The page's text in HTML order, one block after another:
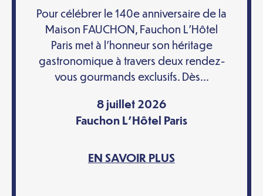
Pour célébrer le 140e anniversaire de la
Maison FAUCHON, Fauchon L’Hôtel
Paris met à l’honneur son héritage
gastronomique à travers deux rendez-
vous gourmands exclusifs. Dès...
8 juillet 2026
Fauchon L'Hôtel Paris
EN SAVOIR PLUS